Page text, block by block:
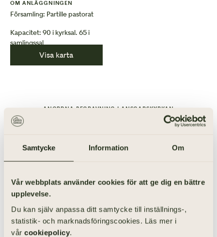
Samtycke Information Om
Vår webbplats använder cookies för att ge dig en bättre
upplevelse.
Du kan själv anpassa ditt samtycke till inställnings-,
statistik- och marknadsföringscookies. Läs mer i
vår cookiepolicy.
Visa karta
OM ANLÄGGNINGEN
Församling: Partille pastorat
Kapacitet: 90 i kyrksal. 65 i
samlingssal
ANORDNA BEGRAVNING I ANSGARSKYRKAN